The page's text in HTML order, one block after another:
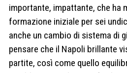
importante, impattante, che ha
formazione iniziale per sei
anche un cambio di sistema di
pensare che il Napoli brillante
partite, così come quello